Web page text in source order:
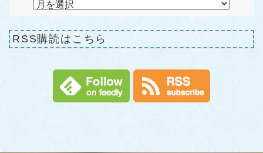
RSS購読はこちら